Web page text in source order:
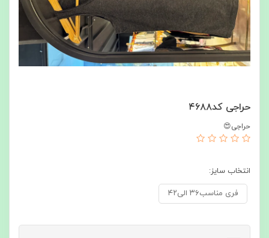
حراجی کد۴۶۸۸
حراجی😍
انتخاب سایز:
فری مناسب۳۶ الی۴۲